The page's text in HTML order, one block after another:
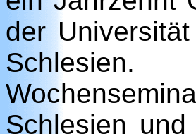
der
Schlesien